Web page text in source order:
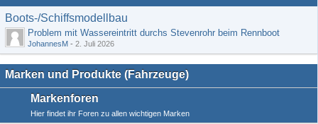
Boots-/Schiffsmodellbau
Problem mit Wassereintritt durchs Stevenrohr beim Rennboot
JohannesM - 2. Juli 2026
Marken und Produkte (Fahrzeuge)
Markenforen
Hier findet ihr Foren zu allen wichtigen Marken